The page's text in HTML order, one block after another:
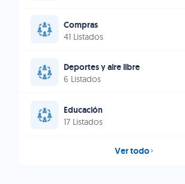
Compras
41 Listados
Deportes y aire libre
6 Listados
Educación
17 Listados
Ver todo